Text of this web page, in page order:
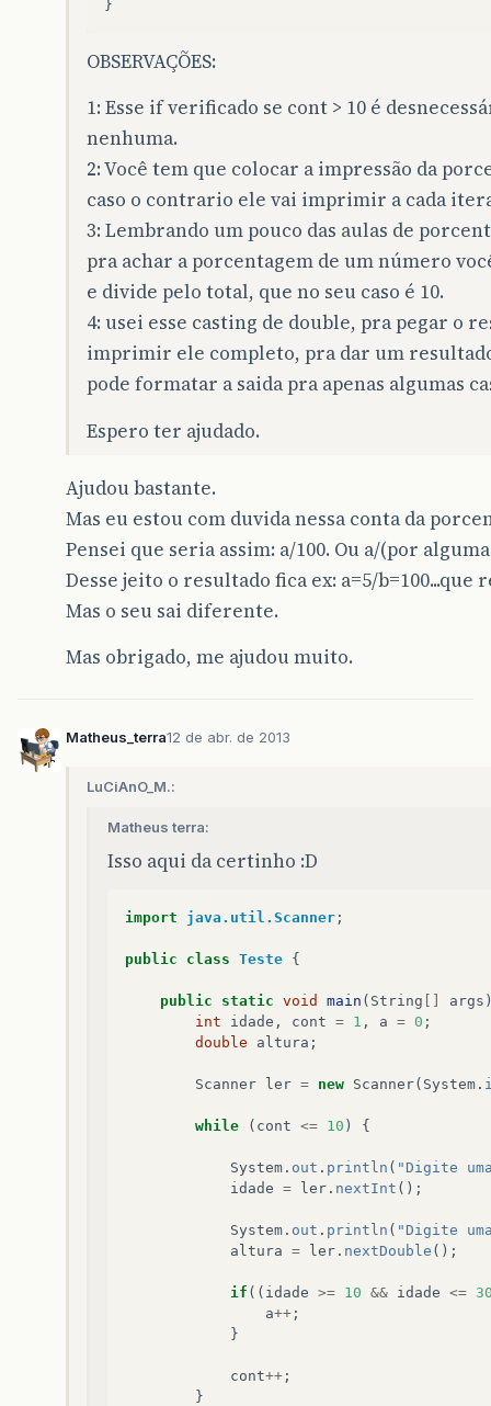
}
OBSERVAÇÕES:
1: Esse if verificado se cont > 10 é
nenhuma.
2: Você tem que colocar a impressão da
caso o contrario ele vai imprimir a cada
3: Lembrando um pouco das aulas de
pra achar a porcentagem de um número
e divide pelo total, que no seu caso é 10.
4: usei esse casting de double, pra pegar o
imprimir ele completo, pra dar um
pode formatar a saida pra apenas algumas
Espero ter ajudado.
Ajudou bastante.
Mas eu estou com duvida nessa conta da
Pensei que seria assim: a/100. Ou a/(por
Desse jeito o resultado fica ex: a=5/b=100...que
Mas o seu sai diferente.
Mas obrigado, me ajudou muito.
Matheus_terra12 de abr. de 2013
LuCiAnO_M.:
Matheus terra:
Isso aqui da certinho :D
import java.util.Scanner ;
public class Teste {
public static void main ( String args
int
idade , cont = 1 , a = 0 ;
double
altura ;
Scanner ler = new Scanner( System .
while ( cont <= 10 ) {
System . out . println ( "Digite
idade = ler . nextInt ();
System . out . println ( "Digite
altura = ler . nextDouble ();
if (( idade >= 10 && idade <=
a++ ;
}
cont++ ;
}